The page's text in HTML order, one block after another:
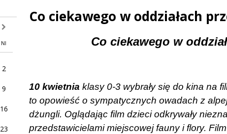
następny miesiąc
NI
2
9
16
23
Co ciekawego w oddziałach
Co ciekawego w
10 kwietnia klasy 0-3 wybrały się do kina na
to opowieść o sympatycznych owadach z
dżungli. Oglądając film dzieci odkrywały
przedstawicielami miejscowej fauny i flory.